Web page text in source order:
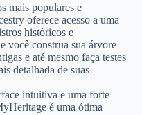
mais populares e
oferece acesso a uma
históricos e
você construa sua árvore
e até mesmo faça testes
detalhada de suas
intuitiva e uma forte
é uma ótima